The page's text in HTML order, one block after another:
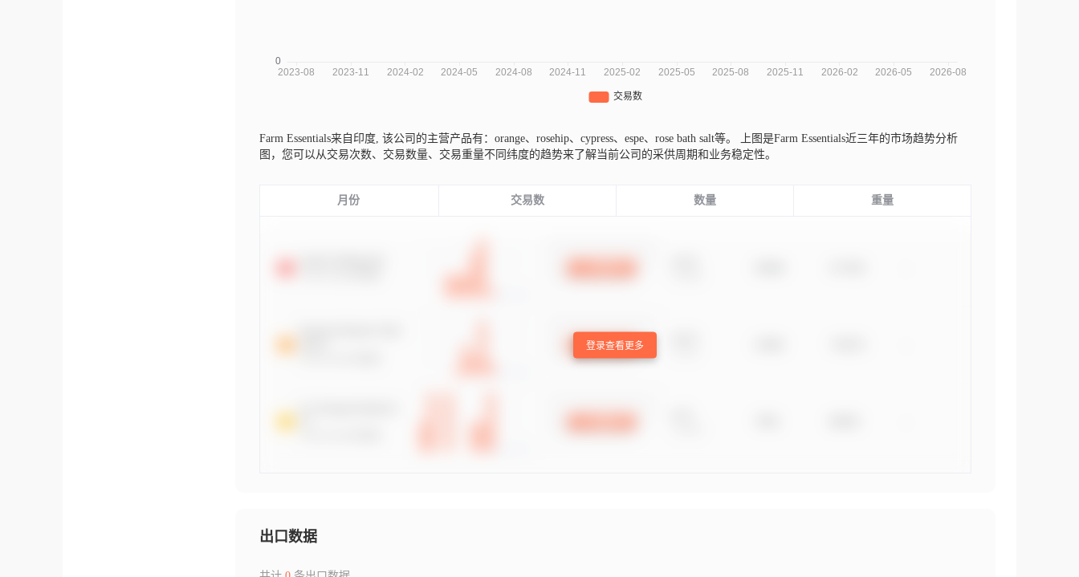
Farm Essentials来自印度, 该公司的主营产品有：orange、rosehip、cypress、espe、rose bath salt等。
上图是Farm Essentials近三年的市场趋势分析
图，您可以从交易次数、交易数量、交易重量不同纬度的趋势来了解当前公司的采供周期和业务稳定性。
月份 交易数 数量 重量
登录查看更多
出口数据